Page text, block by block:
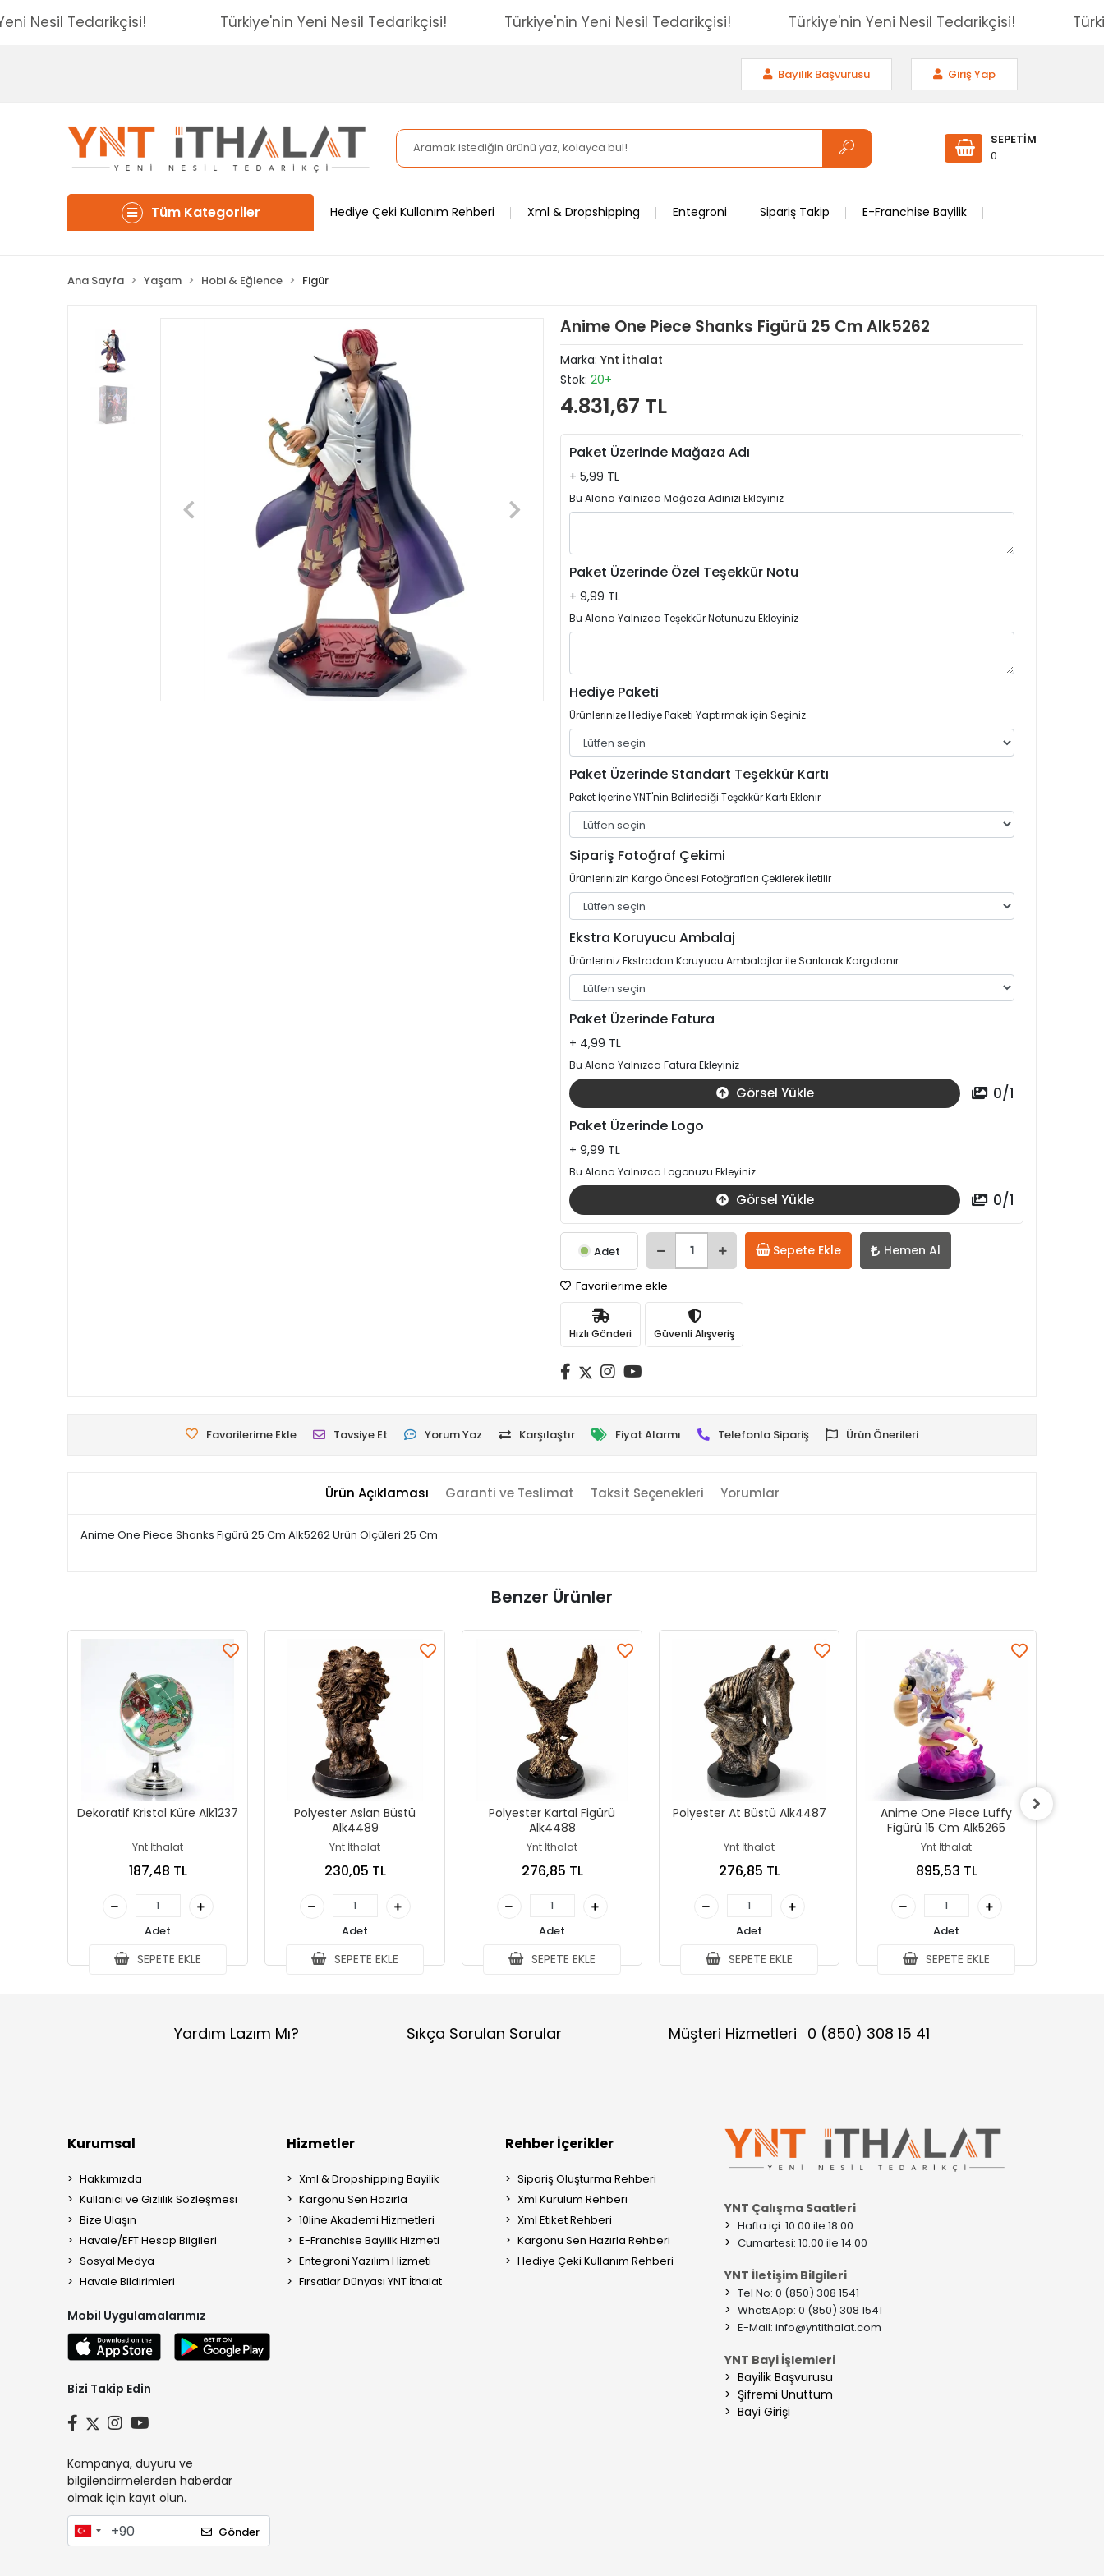
Yeni Nesil Tedarikçisi! Türkiye'nin Yeni Nesil Tedarikçisi! Türkiye'nin Yeni Nesil Tedarikçisi! Türkiye'nin Yeni Nesil Tedarikçisi!
Giriş Yap
Bayilik Başvurusu
SEPETİM
0
Tüm Kategoriler Hediye Çeki Kullanım Rehberi Xml & Dropshipping Entegroni Sipariş Takip E-Franchise Bayilik
Ana Sayfa Yaşam Hobi & Eğlence Figür
Anime One Piece Shanks Figürü 25 Cm Alk5262
Marka: Ynt İthalat
Stok: 20+
4.831,67 TL
Paket Üzerinde Mağaza Adı
+ 5,99 TL
Bu Alana Yalnızca Mağaza Adınızı Ekleyiniz
Paket Üzerinde Özel Teşekkür Notu
+ 9,99 TL
Bu Alana Yalnızca Teşekkür Notunuzu Ekleyiniz
Hediye Paketi
Ürünlerinize Hediye Paketi Yaptırmak için Seçiniz
Paket Üzerinde Standart Teşekkür Kartı
Paket İçerine YNT'nin Belirlediği Teşekkür Kartı Eklenir
Sipariş Fotoğraf Çekimi
Ürünlerinizin Kargo Öncesi Fotoğrafları Çekilerek İletilir
Ekstra Koruyucu Ambalaj
Ürünleriniz Ekstradan Koruyucu Ambalajlar ile Sarılarak Kargolanır
Paket Üzerinde Fatura
+ 4,99 TL
Bu Alana Yalnızca Fatura Ekleyiniz
Görsel Yükle 0/1
Paket Üzerinde Logo
+ 9,99 TL
Bu Alana Yalnızca Logonuzu Ekleyiniz
Görsel Yükle 0/1
Adet Sepete Ekle Hemen Al
Favorilerime ekle
Hızlı Gönderi Güvenli Alışveriş
Favorilerime Ekle Tavsiye Et Yorum Yaz Karşılaştır Fiyat Alarmı Telefonla Sipariş Ürün Önerileri
Ürün Açıklaması Garanti ve Teslimat Taksit Seçenekleri Yorumlar
Anime One Piece Shanks Figürü 25 Cm Alk5262 Ürün Ölçüleri 25 Cm
Benzer Ürünler
Dekoratif Kristal Küre Alk1237
Ynt İthalat
187,48 TL
Adet
SEPETE EKLE
Polyester Aslan Büstü
Alk4489
Ynt İthalat
230,05 TL
Adet
SEPETE EKLE
Polyester Kartal Figürü
Alk4488
Ynt İthalat
276,85 TL
Adet
SEPETE EKLE
Polyester At Büstü Alk4487
Ynt İthalat
276,85 TL
Adet
SEPETE EKLE
Anime One Piece Luffy
Figürü 15 Cm Alk5265
Ynt İthalat
895,53 TL
Adet
SEPETE EKLE
Yardım Lazım Mı? Sıkça Sorulan Sorular Müşteri Hizmetleri 0 (850) 308 15 41
Kurumsal
Hakkımızda
Kullanıcı ve Gizlilik Sözleşmesi
Bize Ulaşın
Havale/EFT Hesap Bilgileri
Sosyal Medya
Havale Bildirimleri
Mobil Uygulamalarımız
Bizi Takip Edin
Kampanya, duyuru ve
bilgilendirmelerden haberdar
olmak için kayıt olun.
Gönder
Hizmetler
Xml & Dropshipping Bayilik
Kargonu Sen Hazırla
10line Akademi Hizmetleri
E-Franchise Bayilik Hizmeti
Entegroni Yazılım Hizmeti
Fırsatlar Dünyası YNT İthalat
Rehber İçerikler
Sipariş Oluşturma Rehberi
Xml Kurulum Rehberi
Xml Etiket Rehberi
Kargonu Sen Hazırla Rehberi
Hediye Çeki Kullanım Rehberi
YNT Çalışma Saatleri
> Hafta içi: 10.00 ile 18.00
> Cumartesi: 10.00 ile 14.00
YNT İletişim Bilgileri
> Tel No: 0 (850) 308 1541
> WhatsApp: 0 (850) 308 1541
> E-Mail: info@yntithalat.com
YNT Bayi İşlemleri
> Bayilik Başvurusu
> Şifremi Unuttum
> Bayi Girişi